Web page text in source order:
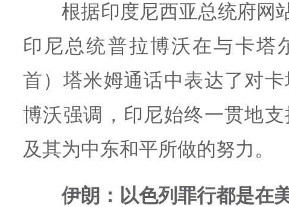
根据印度尼西亚总统府网
印尼总统普拉博沃在与卡塔
首）塔米姆通话中表达了对
博沃强调，印尼始终一贯地
及其为中东和平所做的努力。
伊朗：以色列罪行都是在